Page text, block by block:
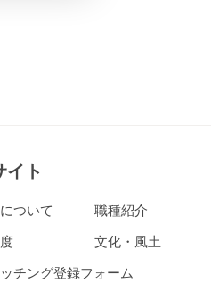
イト
ついて
職種紹介
文化・風土
チング登録フォーム